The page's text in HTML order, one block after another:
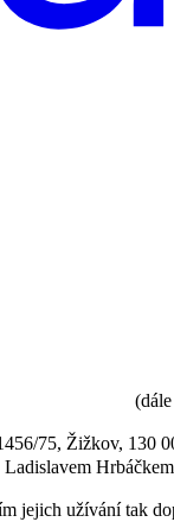
75, Žižkov, 130
Ladislavem
jejich užívání tak